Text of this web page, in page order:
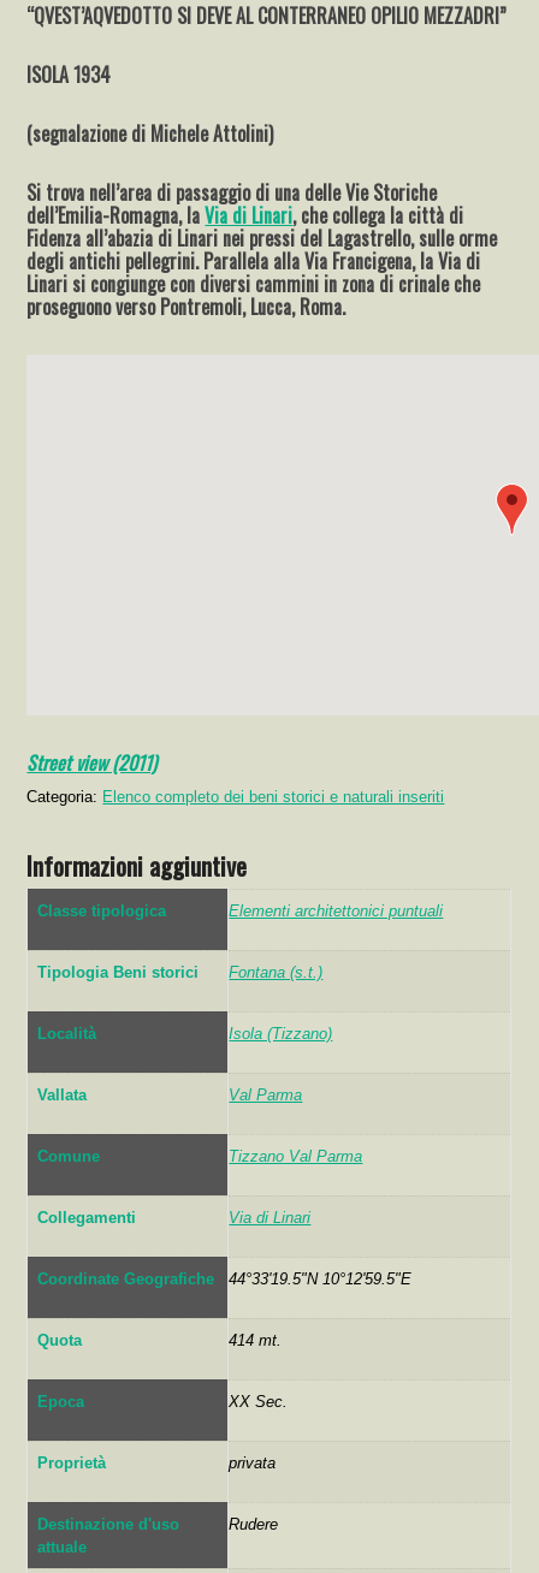
“QVEST’AQVEDOTTO SI DEVE AL CONTERRANEO OPILIO MEZZADRI”
ISOLA 1934
(segnalazione di Michele Attolini)
Si trova nell’area di passaggio di una delle Vie Storiche
dell’Emilia-Romagna, laVia di Linari, che collega la città di
Fidenza all’abazia di Linari nei pressi del Lagastrello, sulle orme
degli antichi pellegrini. Parallela alla Via Francigena, la Via di
Linari si congiunge con diversi cammini in zona di crinale che
proseguono verso Pontremoli, Lucca, Roma.
Street view (2011)
Categoria: Elenco completo dei beni storici e naturali inseriti
Informazioni aggiuntive
Classe tipologica Elementi architettonici puntuali
Tipologia Beni storici Fontana (s.t.)
Località Isola (Tizzano)
Vallata Val Parma
Comune Tizzano Val Parma
Collegamenti Via di Linari
Coordinate Geografiche 44°33'19.5"N 10°12'59.5"E
Quota 414 mt.
Epoca XX Sec.
Proprietà privata
Destinazione d'uso
attuale
Rudere